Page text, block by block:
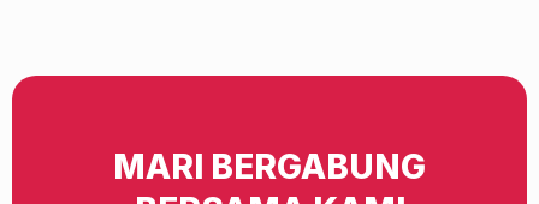
MARI BERGABUNG